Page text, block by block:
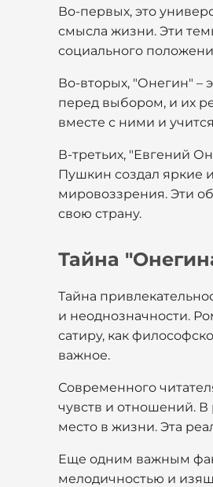
Во-первых, это
смысла жизни. Эти
социального
Во-вторых, "Онегин" –
перед выбором, и их
вместе с ними и
В-третьих, "Евгений
Пушкин создал яркие
мировоззрения. Эти
свою страну.
Тайна
Тайна
и неоднозначности.
сатиру, как
важное.
Современного
чувств и отношений.
место в жизни. Эта
Еще одним важным
мелодичностью и